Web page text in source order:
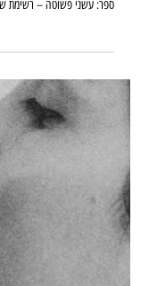
לפעם (עשי